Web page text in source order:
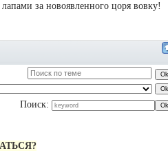
за новоявленного цоря вовку!
Поиск: